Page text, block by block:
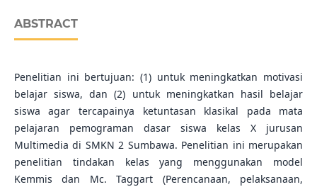
ABSTRACT
Penelitian ini bertujuan: (1) untuk meningkatkan motivasi
belajar siswa, dan (2) untuk meningkatkan hasil belajar
siswa agar tercapainya ketuntasan klasikal pada mata
pelajaran pemograman dasar siswa kelas X jurusan
Multimedia di SMKN 2 Sumbawa. Penelitian ini merupakan
penelitian tindakan kelas yang menggunakan model
Kemmis dan Mc. Taggart (Perencanaan, pelaksanaan,